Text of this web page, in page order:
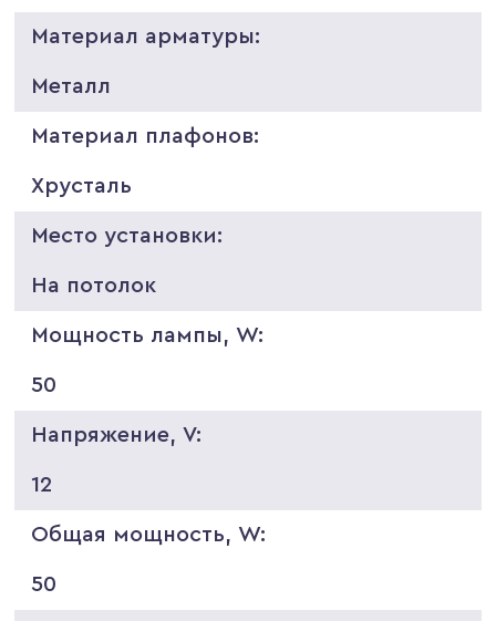
Материал арматуры:
Металл
Материал плафонов:
Хрусталь
Место установки:
На потолок
Мощность лампы, W:
50
Напряжение, V:
12
Общая мощность, W:
50